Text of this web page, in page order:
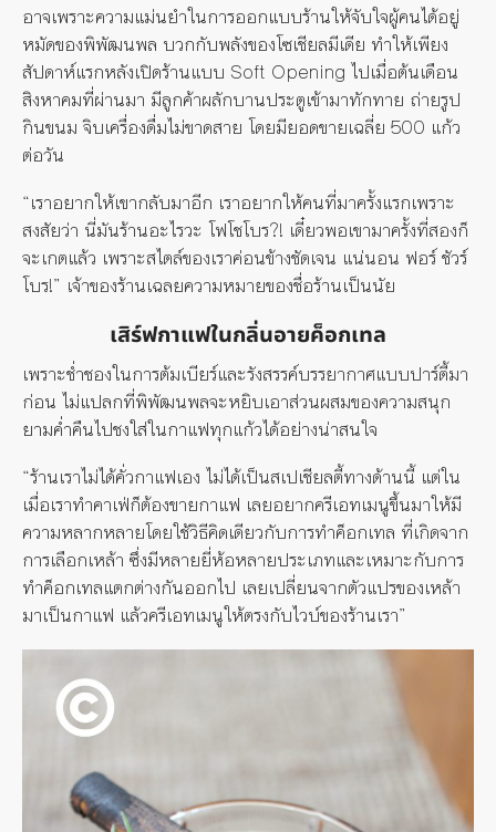
อาจเพราะความแม่นยำในการออกแบบร้านให้จับใจผู้คนได้อยู่
หมัดของพิพัฒนพล บวกกับพลังของโซเชียลมีเดีย ทำให้เพียง
สัปดาห์แรกหลังเปิดร้านแบบ Soft Opening ไปเมื่อต้นเดือน
สิงหาคมที่ผ่านมา มีลูกค้าผลักบานประตูเข้ามาทักทาย ถ่ายรูป
กินขนม จิบเครื่องดื่มไม่ขาดสาย โดยมียอดขายเฉลี่ย 500 แก้ว
ต่อวัน
“เราอยากให้เขากลับมาอีก เราอยากให้คนที่มาครั้งแรกเพราะ
สงสัยว่า นี่มันร้านอะไรวะ โฟโชโบร?! เดี๋ยวพอเขามาครั้งที่สองก็
จะเกตแล้ว เพราะสไตล์ของเราค่อนข้างชัดเจน แน่นอน ฟอร์ ชัวร์
โบร!” เจ้าของร้านเฉลยความหมายของชื่อร้านเป็นนัย
เสิร์ฟกาแฟในกลิ่นอายค็อกเทล
เพราะช่ำชองในการต้มเบียร์และรังสรรค์บรรยากาศแบบปาร์ตี้มา
ก่อน ไม่แปลกที่พิพัฒนพลจะหยิบเอาส่วนผสมของความสนุก
ยามค่ำคืนไปชงใส่ในกาแฟทุกแก้วได้อย่างน่าสนใจ
“ร้านเราไม่ได้คั่วกาแฟเอง ไม่ได้เป็นสเปเชียลตี้ทางด้านนี้ แต่ใน
เมื่อเราทำคาเฟ่ก็ต้องขายกาแฟ เลยอยากครีเอทเมนูขึ้นมาให้มี
ความหลากหลายโดยใช้วิธีคิดเดียวกับการทำค็อกเทล ที่เกิดจาก
การเลือกเหล้า ซึ่งมีหลายยี่ห้อหลายประเภทและเหมาะกับการ
ทำค็อกเทลแตกต่างกันออกไป เลยเปลี่ยนจากตัวแปรของเหล้า
มาเป็นกาแฟ แล้วครีเอทเมนูให้ตรงกับไวบ์ของร้านเรา”